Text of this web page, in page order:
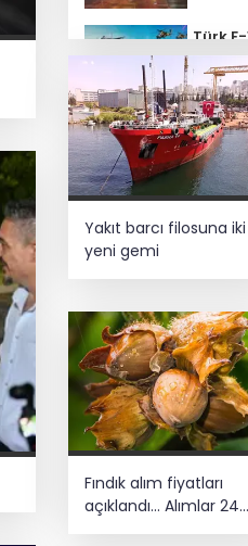
Türk
altına
Yakıt barcı filosuna iki
yeni gemi
Fındık alım fiyatları
açıklandı... Alımlar 24
Ağustos'ta başlıyor